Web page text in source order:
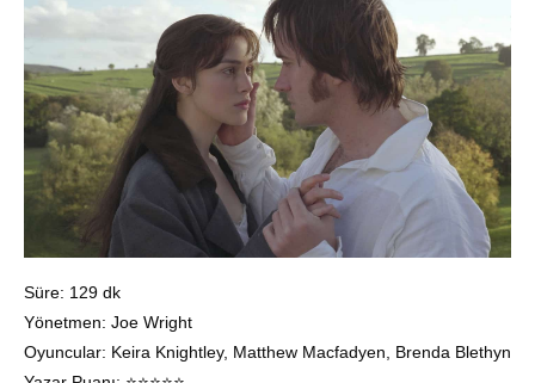
Süre: 129 dk
Yönetmen: Joe Wright
Oyuncular: Keira Knightley, Matthew Macfadyen, Brenda Blethyn